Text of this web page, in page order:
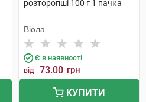
розторопші 100 г 1 пачка
Віола
Є в наявності
від 73.00 грн
КУПИТИ